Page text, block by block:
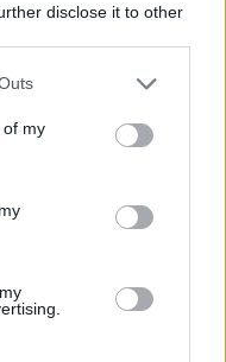
disclose it to other
one or more Google
You may click to
its third-party tags to
in below Google
of my
#8